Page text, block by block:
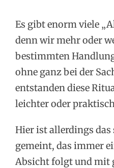
Es gibt enorm viele
denn wir mehr oder
bestimmten
ohne ganz bei der
entstanden diese
leichter oder
Hier ist allerdings
gemeint, das immer
Absicht folgt und mit